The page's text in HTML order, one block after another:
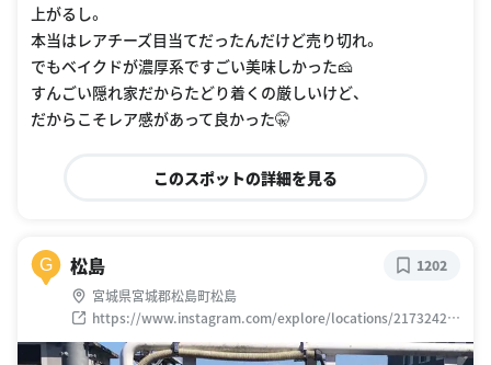
上がるし。
本当はレアチーズ目当てだったんだけど売り切れ。
でもベイクドが濃厚系ですごい美味しかった🧀
すんごい隠れ家だからたどり着くの厳しいけど、
だからこそレア感があって良かった🤫
このスポットの詳細を見る
G 松島
宮城県宮城郡松島町松島
https://www.instagram.com/explore/locations/21732421
0/
1202